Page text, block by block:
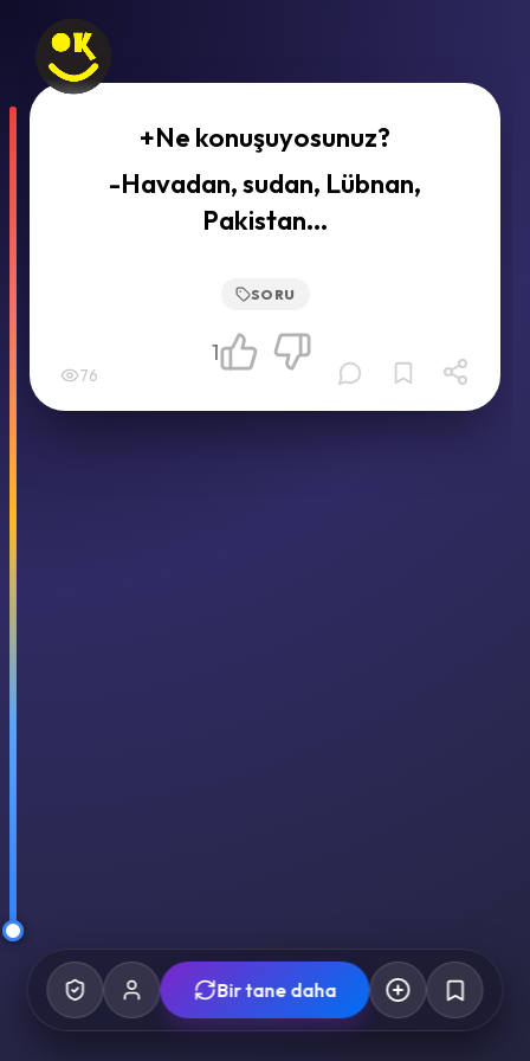
+Ne konuşuyosunuz?
-Havadan, sudan, Lübnan,
Pakistan...
SORU
76
1
Bir tane daha